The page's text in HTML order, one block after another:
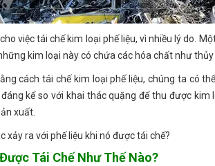
việc tái chế kim loại phế liệu, vì nhiều lý do.
kim loại này có chứa các hóa chất như
cách tái chế kim loại phế liệu, chúng ta có
kể so với khai thác quặng để thu được
xuất.
xảy ra với phế liệu khi nó được tái chế?
Tái Chế Như Thế Nào?